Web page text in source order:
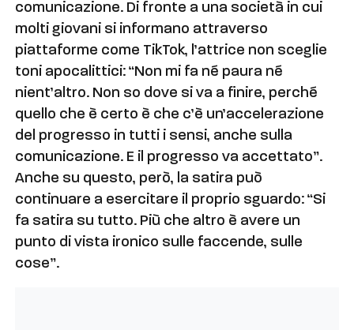
comunicazione. Di fronte a una società in cui
molti giovani si informano attraverso
piattaforme come TikTok, l’attrice non sceglie
toni apocalittici: “Non mi fa né paura né
nient’altro. Non so dove si va a finire, perché
quello che è certo è che c’è un’accelerazione
del progresso in tutti i sensi, anche sulla
comunicazione. E il progresso va accettato”.
Anche su questo, però, la satira può
continuare a esercitare il proprio sguardo: “Si
fa satira su tutto. Più che altro è avere un
punto di vista ironico sulle faccende, sulle
cose”.